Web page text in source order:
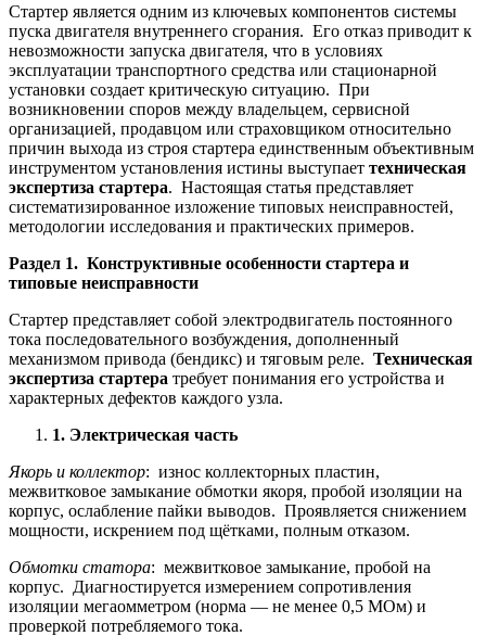
Стартер является одним из ключевых компонентов системы
пуска двигателя внутреннего сгорания. Его отказ приводит к
невозможности запуска двигателя, что в условиях
эксплуатации транспортного средства или стационарной
установки создает критическую ситуацию. При
возникновении споров между владельцем, сервисной
организацией, продавцом или страховщиком относительно
причин выхода из строя стартера единственным объективным
инструментом установления истины выступает техническая
экспертиза стартера. Настоящая статья представляет
систематизированное изложение типовых неисправностей,
методологии исследования и практических примеров.
Раздел 1. Конструктивные особенности стартера и
типовые неисправности
Стартер представляет собой электродвигатель постоянного
тока последовательного возбуждения, дополненный
механизмом привода (бендикс) и тяговым реле. Техническая
экспертиза стартера требует понимания его устройства и
характерных дефектов каждого узла.
1. Электрическая часть
Якорь и коллектор: износ коллекторных пластин,
межвитковое замыкание обмотки якоря, пробой изоляции на
корпус, ослабление пайки выводов. Проявляется снижением
мощности, искрением под щётками, полным отказом.
Обмотки статора: межвитковое замыкание, пробой на
корпус. Диагностируется измерением сопротивления
изоляции мегаомметром (норма — не менее 0,5 МОм) и
проверкой потребляемого тока.